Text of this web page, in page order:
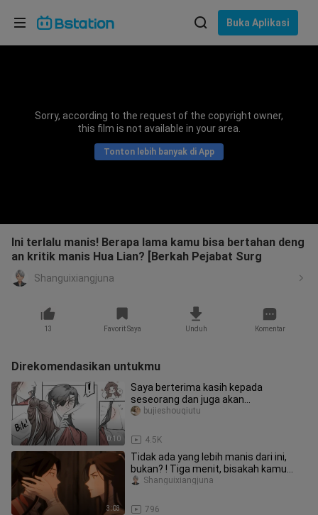
Buka Aplikasi
Sorry, according to the request of the copyright owner,
this film is not available in your area.
Tonton lebih banyak di App
Ini terlalu manis! Berapa lama kamu bisa bertahan deng
an kritik manis Hua Lian? [Berkah Pejabat Surg
Shanguixiangjuna
13 Favorit Saya Unduh Komentar
Direkomendasikan untukmu
0:10
Saya berterima kasih kepada
seseorang dan juga akan
mendeklarasikan kedaulatan!
4.5K
bujieshouqiutu
3:03
Tidak ada yang lebih manis dari ini,
bukan? ! Tiga menit, bisakah kamu
menahan tawamu?
796
Shanguixiangjuna
Pilih bahasa
Bahasa Indonesia